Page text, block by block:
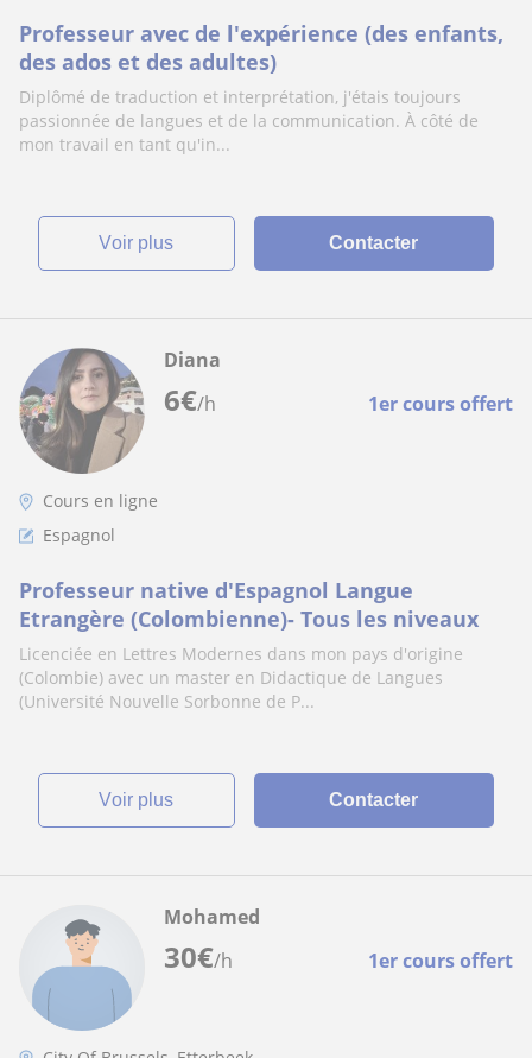
Professeur avec de l'expérience (des enfants,
des ados et des adultes)
Diplômé de traduction et interprétation, j'étais toujours
passionnée de langues et de la communication. À côté de
mon travail en tant qu'in...
voir plus Contacter
6€/h 1er cours offert
Diana
Cours en ligne
Espagnol
Professeur native d'Espagnol Langue
Etrangère (Colombienne)- Tous les niveaux
Licenciée en Lettres Modernes dans mon pays d'origine
(Colombie) avec un master en Didactique de Langues
(Université Nouvelle Sorbonne de P...
voir plus Contacter
30€/h 1er cours offert
Mohamed